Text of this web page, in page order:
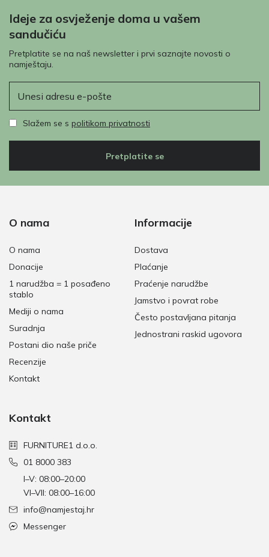
Ideje za osvježenje doma u vašem
sandučiću
Pretplatite se na naš newsletter i prvi saznajte novosti o
namještaju.
Slažem se s politikom privatnosti
Pretplatite se
O nama
O nama
Donacije
1 narudžba = 1 posađeno
stablo
Mediji o nama
Suradnja
Postani dio naše priče
Recenzije
Kontakt
Informacije
Dostava
Plaćanje
Praćenje narudžbe
Jamstvo i povrat robe
Često postavljana pitanja
Jednostrani raskid ugovora
Kontakt
FURNITURE1 d.o.o.
01 8000 383
I–V: 08:00–20:00
VI–VII: 08:00–16:00
info@namjestaj.hr
Messenger